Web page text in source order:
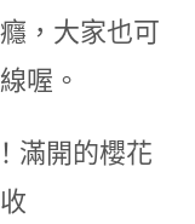
，大家也可
喔。